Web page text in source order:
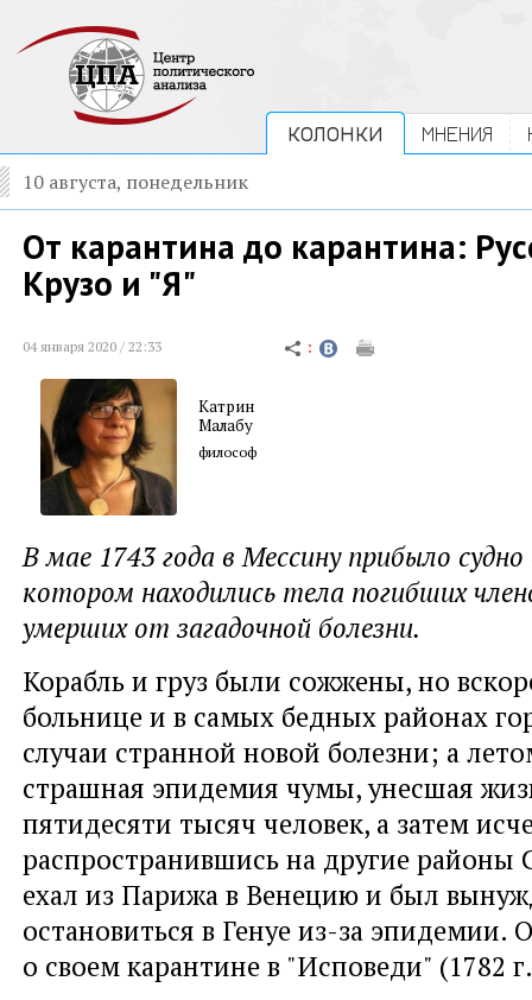
КОЛОНКИ МНЕНИЯ
10 августа, понедельник
От карантина до карантина:
Крузо и "Я"
04 января 2020 / 22:33
Катрин
Малабу
философ
В мае 1743 года в Мессину прибыло
котором находились тела погибших
умерших от загадочной болезни.
Корабль и груз были сожжены, но
больнице и в самых бедных районах
случаи странной новой болезни; а
страшная эпидемия чумы, унесшая
пятидесяти тысяч человек, а затем
распространившись на другие районы
ехал из Парижа в Венецию и был
остановиться в Генуе из-за эпидемии.
о своем карантине в "Исповеди" (1782